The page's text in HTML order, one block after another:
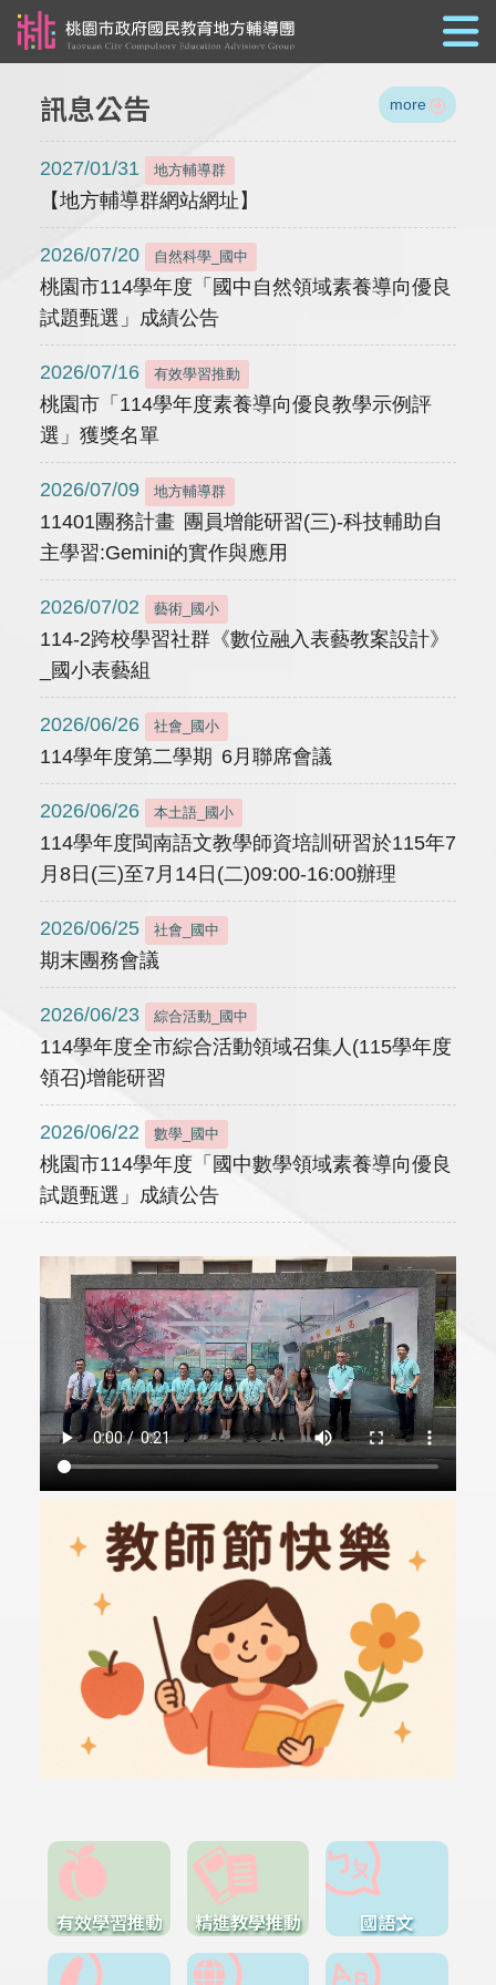
訊息公告 more
2027/01/31 地方輔導群
【地方輔導群網站網址】
2026/07/20 自然科學_國中
桃園市114學年度「國中自然領域素養導向優良
試題甄選」成績公告
2026/07/16 有效學習推動
桃園市「114學年度素養導向優良教學示例評
選」獲獎名單
2026/07/09 地方輔導群
11401團務計畫 團員增能研習(三)-科技輔助自
主學習:Gemini的實作與應用
2026/07/02 藝術_國小
114-2跨校學習社群《數位融入表藝教案設計》
_國小表藝組
2026/06/26 社會_國小
114學年度第二學期 6月聯席會議
2026/06/26 本土語_國小
114學年度閩南語文教學師資培訓研習於115年7
月8日(三)至7月14日(二)09:00-16:00辦理
2026/06/25 社會_國中
期末團務會議
2026/06/23 綜合活動_國中
114學年度全市綜合活動領域召集人(115學年度
領召)增能研習
2026/06/22 數學_國中
桃園市114學年度「國中數學領域素養導向優良
試題甄選」成績公告
有效學習推動 精進教學推動 國語文